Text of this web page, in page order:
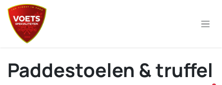
Overslaan naar inhoud
Paddestoelen & truffel